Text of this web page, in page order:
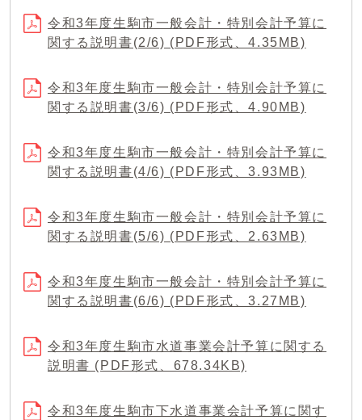
令和3年度生駒市一般会計・特別会計予算に
関する説明書(2/6) (PDF形式、4.35MB)
令和3年度生駒市一般会計・特別会計予算に
関する説明書(3/6) (PDF形式、4.90MB)
令和3年度生駒市一般会計・特別会計予算に
関する説明書(4/6) (PDF形式、3.93MB)
令和3年度生駒市一般会計・特別会計予算に
関する説明書(5/6) (PDF形式、2.63MB)
令和3年度生駒市一般会計・特別会計予算に
関する説明書(6/6) (PDF形式、3.27MB)
令和3年度生駒市水道事業会計予算に関する
説明書 (PDF形式、678.34KB)
令和3年度生駒市下水道事業会計予算に関す